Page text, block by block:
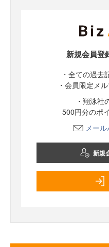
新規会員登
・全ての過去
・会員限定メ
・翔泳社
500円分のポ
メー
新規